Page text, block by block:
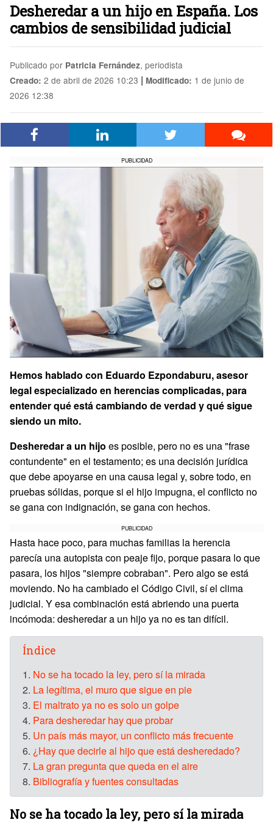
Desheredar a un hijo en España. Los
cambios de sensibilidad judicial
Publicado por Patricia Fernández, periodista
Creado: 2 de abril de 2026 10:23 | Modificado: 1 de junio de
2026 12:38
PUBLICIDAD
Hemos hablado con Eduardo Ezpondaburu, asesor
legal especializado en herencias complicadas, para
entender qué está cambiando de verdad y qué sigue
siendo un mito.
Desheredar a un hijo es posible, pero no es una "frase
contundente" en el testamento; es una decisión jurídica
que debe apoyarse en una causa legal y, sobre todo, en
pruebas sólidas, porque si el hijo impugna, el conflicto no
se gana con indignación, se gana con hechos.
PUBLICIDAD
Hasta hace poco, para muchas familias la herencia
parecía una autopista con peaje fijo, porque pasara lo que
pasara, los hijos "siempre cobraban". Pero algo se está
moviendo. No ha cambiado el Código Civil, sí el clima
judicial. Y esa combinación está abriendo una puerta
incómoda: desheredar a un hijo ya no es tan difícil.
Índice
1. No se ha tocado la ley, pero sí la mirada
2. La legítima, el muro que sigue en pie
3. El maltrato ya no es solo un golpe
4. Para desheredar hay que probar
5. Un país más mayor, un conflicto más frecuente
6. ¿Hay que decirle al hijo que está desheredado?
7. La gran pregunta que queda en el aire
8. Bibliografía y fuentes consultadas
No se ha tocado la ley, pero sí la mirada